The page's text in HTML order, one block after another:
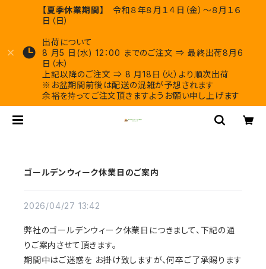
【夏季休業期間】令和８年８月１４日（金）～８月１６
日（日）
出荷について
8 月5 日(水) 12：00 までのご注文 ⇒ 最終出荷8月6
日（木）
上記以降のご注文 ⇒ 8 月18日（火）より順次出荷
※お盆期間前後は配送の混雑が予想されます
余裕を持ってご注文頂きますようお願い申し上げます
ゴールデンウィーク休業日のご案内
2026/04/27 13:42
弊社のゴールデンウィーク休業日につきまして、下記の通
りご案内させて頂きます。
期間中はご迷惑を お掛け致しますが、何卒ご了承賜ります